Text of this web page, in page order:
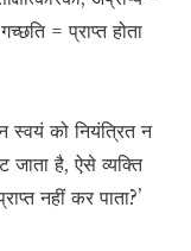
= प्राप्त होता
स्वयं को नियंत्रित न
है, ऐसे व्यक्ति
नहीं कर पाता?’